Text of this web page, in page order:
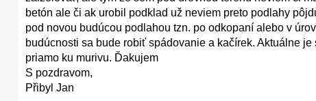
betón ale či ak urobil podklad už neviem preto podlahy
pod novou budúcou podlahou tzn. po odkopaní alebo v
budúcnosti sa bude robiť spádovanie a kačírek. Aktuálne
priamo ku murivu. Ďakujem
S pozdravom,
Přibyl Jan